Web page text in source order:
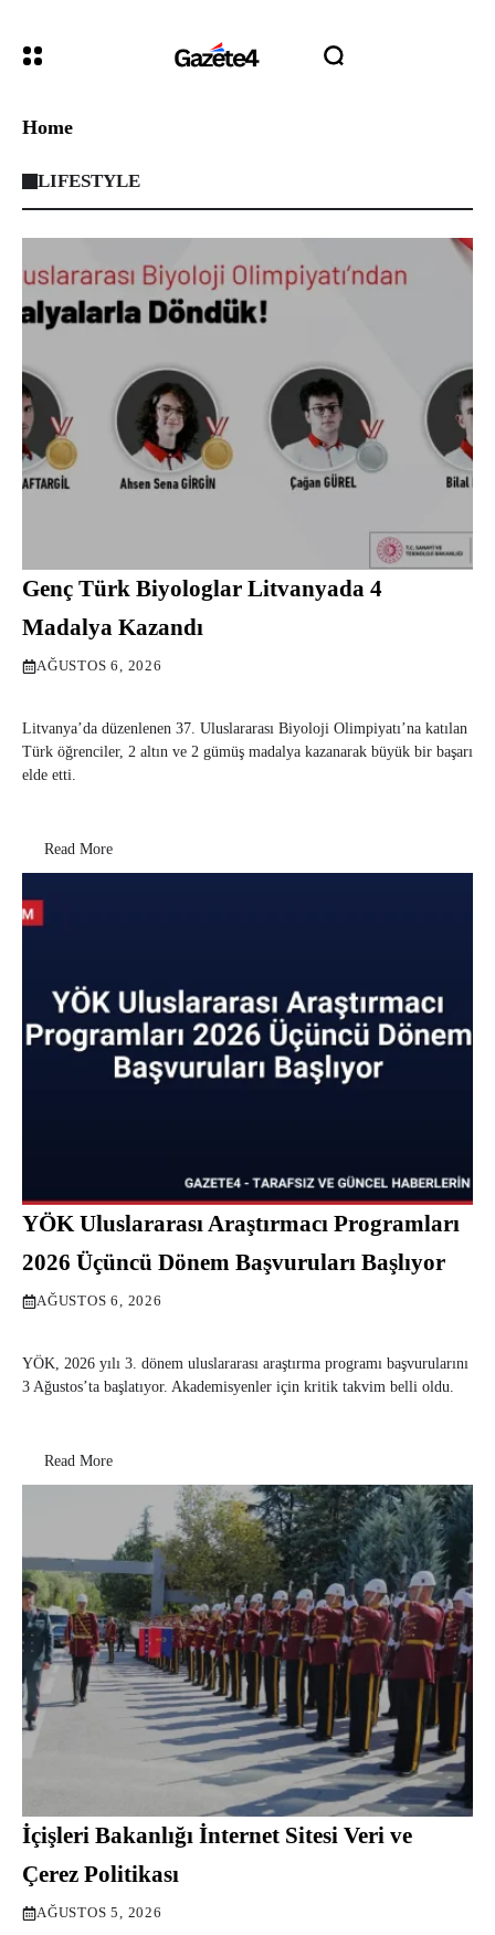
Home
LIFESTYLE
Genç Türk Biyologlar Litvanyada 4
Madalya Kazandı
AĞUSTOS 6, 2026
Litvanya’da düzenlenen 37. Uluslararası Biyoloji Olimpiyatı’na katılan
Türk öğrenciler, 2 altın ve 2 gümüş madalya kazanarak büyük bir başarı
elde etti.
Read More
YÖK Uluslararası Araştırmacı Programları
2026 Üçüncü Dönem Başvuruları Başlıyor
AĞUSTOS 6, 2026
YÖK, 2026 yılı 3. dönem uluslararası araştırma programı başvurularını
3 Ağustos’ta başlatıyor. Akademisyenler için kritik takvim belli oldu.
Read More
İçişleri Bakanlığı İnternet Sitesi Veri ve
Çerez Politikası
AĞUSTOS 5, 2026